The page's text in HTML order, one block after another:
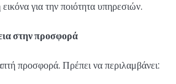
για την ποιότητα υπηρεσιών.
στην προσφορά
προσφορά. Πρέπει να περιλαμβάνει: